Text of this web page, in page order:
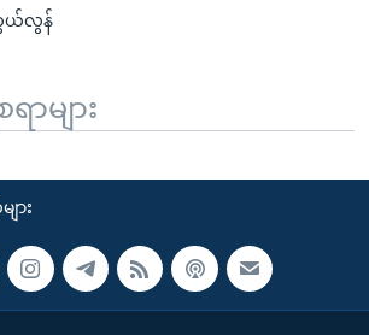
ကွယ်လွန်
ာများ
ား